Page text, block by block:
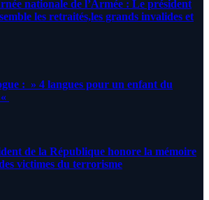
nationale de l’Armée : Le président
les retraités,les grands invalides et
: » 4 langues pour un enfant du
de la République honore la mémoire
victimes du terrorisme